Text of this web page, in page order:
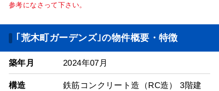
参考になさって下さい。
｢荒木町ガーデンズ｣の物件概要・特徴
築年月 2024年07月
構造 鉄筋コンクリート造（RC造） 3階建